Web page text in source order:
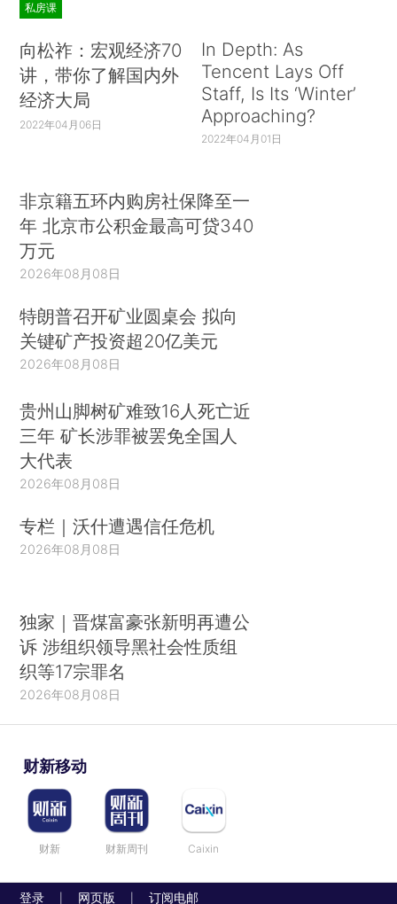
私房课
向松祚：宏观经济70
讲，带你了解国内外
经济大局
2022年04月06日
In Depth: As
Tencent Lays Off
Staff, Is Its ‘Winter’
Approaching?
2022年04月01日
非京籍五环内购房社保降至一
年 北京市公积金最高可贷340
万元
2026年08月08日
特朗普召开矿业圆桌会 拟向
关键矿产投资超20亿美元
2026年08月08日
贵州山脚树矿难致16人死亡近
三年 矿长涉罪被罢免全国人
大代表
2026年08月08日
专栏｜沃什遭遇信任危机
2026年08月08日
独家｜晋煤富豪张新明再遭公
诉 涉组织领导黑社会性质组
织等17宗罪名
2026年08月08日
财新移动
财新 财新周刊 Caixin
登录 网页版 订阅电邮